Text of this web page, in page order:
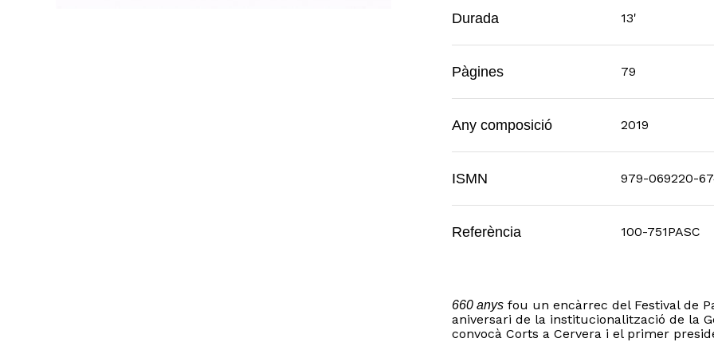
Durada 13'
Pàgines 79
Any composició 2019
ISMN 979-069220-
Referència 100-751PASC
660 anysfou un encàrrec del Festival de
aniversari de la institucionalització de la
convocà Corts a Cervera i el primer